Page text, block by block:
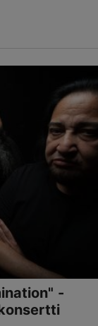
ettei keikal...
-